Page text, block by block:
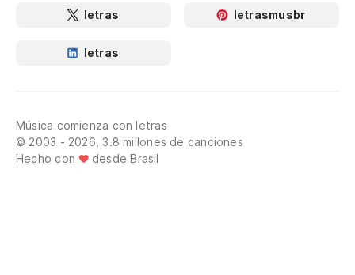
letras letrasmusbr
letras
Música comienza con letras
© 2003 - 2026, 3.8 millones de canciones
Hecho con
desde Brasil